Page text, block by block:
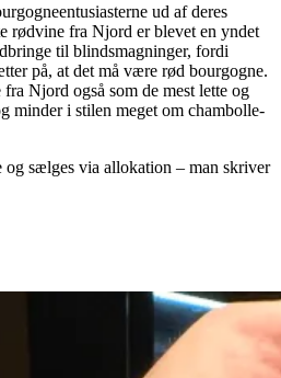
ud af deres
rødvine fra Njord er blevet en yndet
til blindsmagninger, fordi
på, at det må være rød bourgogne.
Njord også som de mest lette og
minder i stilen meget om chambolle-
og sælges via allokation – man skriver